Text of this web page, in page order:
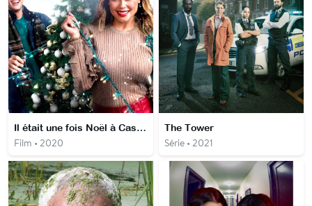
Il était une fois Noël à Castle Creek
Film • 2020
The Tower
Série • 2021